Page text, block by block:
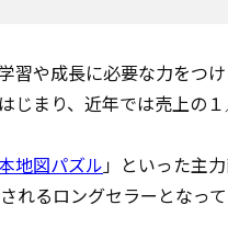
習や成長に必要な力をつ
じまり、近年では売上の１
地図パズル」といった主
れるロングセラーとなっ